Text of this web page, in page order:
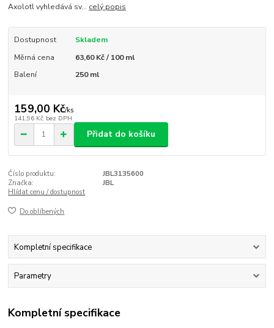
Axolotl vyhledává sv... celý popis
Dostupnost
Skladem
Měrná cena
63,60 Kč / 100 ml
Balení
250 ml
159,00 Kč/ks
141,96 Kč bez DPH
Přidat do košíku
Číslo produktu:
JBL3135600
Značka:
JBL
Hlídat cenu / dostupnost
Do oblíbených
Kompletní specifikace
Parametry
Kompletní specifikace